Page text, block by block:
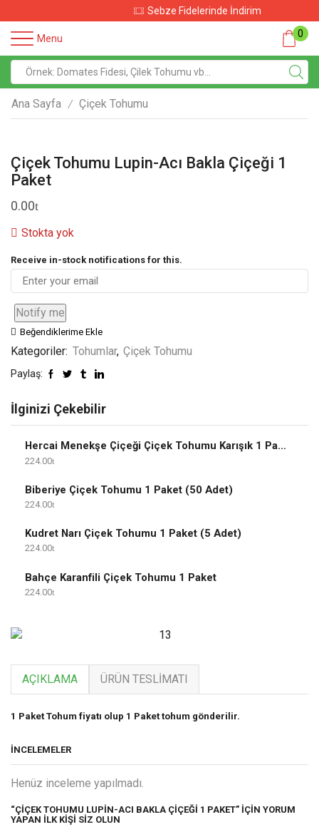
Sebze Fidelerinde İndirim
Menu 0
Ana Sayfa / Çiçek Tohumu
Çiçek Tohumu Lupin-Acı Bakla Çiçeği 1
Paket
0.00
Stokta yok
Receive in-stock notifications for this.
Notify me
Beğendiklerime Ekle
Kategoriler: Tohumlar, Çiçek Tohumu
Paylaş:
İlginizi Çekebilir
Hercai Menekşe Çiçeği Çiçek Tohumu Karışık 1 Paket
224.00
Biberiye Çiçek Tohumu 1 Paket (50 Adet)
224.00
Kudret Narı Çiçek Tohumu 1 Paket (5 Adet)
224.00
Bahçe Karanfili Çiçek Tohumu 1 Paket
224.00
AÇIKLAMA ÜRÜN TESLIMATI
1 Paket Tohum fiyatı olup 1 Paket tohum gönderilir.
İNCELEMELER
Henüz inceleme yapılmadı.
“ÇIÇEK TOHUMU LUPIN-ACI BAKLA ÇIÇEĞI 1 PAKET” IÇIN YORUM
YAPAN ILK KIŞI SIZ OLUN